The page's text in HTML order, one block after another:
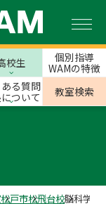
校生
個別指導
WAMの特徴
る質問
ついて
教室検索
松戸市松飛台校脳科学で